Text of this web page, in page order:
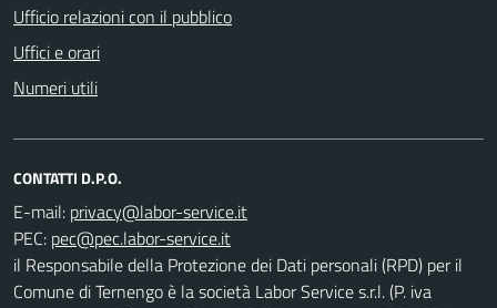
Ufficio relazioni con il pubblico
Uffici e orari
Numeri utili
CONTATTI D.P.O.
E-mail:
PEC:
il Responsabile della Protezione dei Dati personali (RPD) per il
Comune di Ternengo è la società Labor Service s.r.l. (P. iva